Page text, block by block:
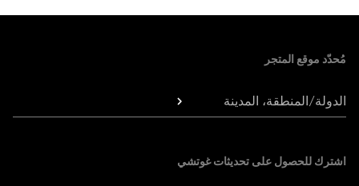
مُحدّد موقع المتجر
الدولة/المنطقة، المدينة
اشترك للحصول على تحديثات غوتشي